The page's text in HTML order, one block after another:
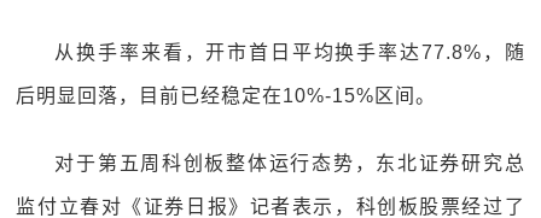
从换手率来看，开市首日平均换手率达77.8%，随
后明显回落，目前已经稳定在10%-15%区间。
对于第五周科创板整体运行态势，东北证券研究总
监付立春对《证券日报》记者表示，科创板股票经过了